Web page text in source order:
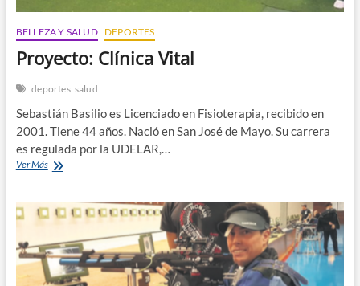
BELLEZA Y SALUD DEPORTES
Proyecto: Clínica Vital
deportes salud
Sebastián Basilio es Licenciado en Fisioterapia, recibido en
2001. Tiene 44 años. Nació en San José de Mayo. Su carrera
es regulada por la UDELAR,…
Ver MásProyecto: